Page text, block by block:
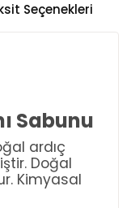
Seçenekleri
Sabunu
ardıç
Doğal
Kimyasal